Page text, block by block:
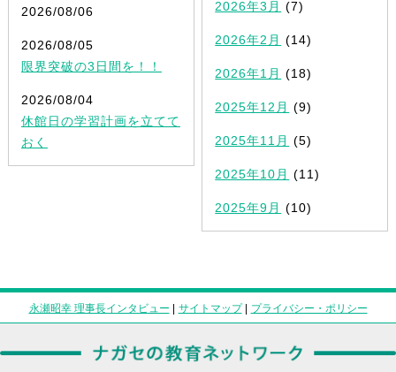
2026/08/06
2026/08/05
限界突破の3日間を！！
2026/08/04
休館日の学習計画を立てて
おく
2026年3月 (7)
2026年2月 (14)
2026年1月 (18)
2025年12月 (9)
2025年11月 (5)
2025年10月 (11)
2025年9月 (10)
永瀬昭幸 理事長インタビュー | サイトマップ| プライバシー・ポリシー